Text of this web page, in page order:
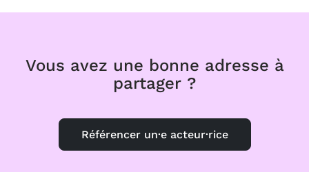
Vous avez une bonne adresse à
partager ?
Référencer un·e acteur·rice